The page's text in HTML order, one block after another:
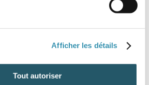
Afficher les détails
Tout autoriser